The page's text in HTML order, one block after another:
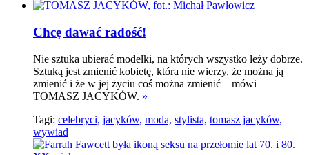
Chcę dawać radość!
Nie sztuka ubierać modelki, na których wszystko leży dobrze.
Sztuką jest zmienić kobietę, która nie wierzy, że można ją
zmienić i że w jej życiu coś można zmienić – mówi
TOMASZ JACYKÓW. »
Tagi: celebryci, jacyków, moda, stylista, tomasz jacyków,
wywiad